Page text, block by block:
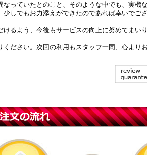
っていたとのこと、そのような中でも、実機
しでもお力添えができたのであれば幸いでござ
るよう、今後もサービスの向上に努めてまいり
ださい。次回の利用もスタッフ一同、心より